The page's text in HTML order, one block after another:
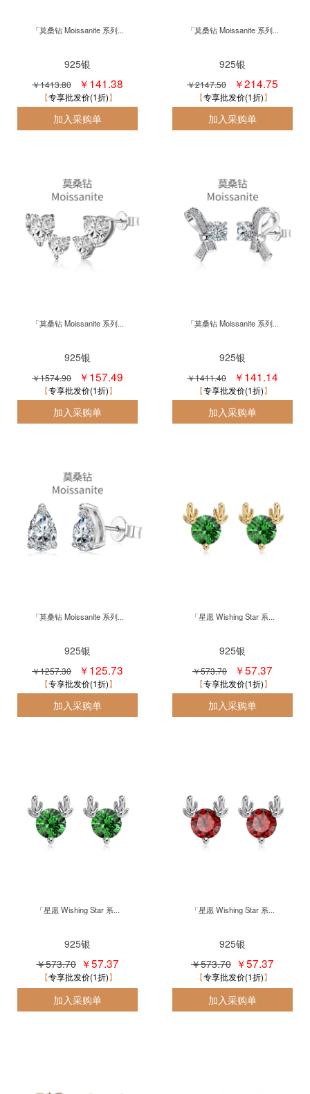
「莫桑钻 Moissanite 系列...
925银
￥1413.80 ￥141.38
专享批发价(1折)
「莫桑钻 Moissanite 系列...
925银
￥2147.50 ￥214.75
专享批发价(1折)
「莫桑钻 Moissanite 系列...
925银
￥1574.90 ￥157.49
专享批发价(1折)
「莫桑钻 Moissanite 系列...
925银
￥1411.40 ￥141.14
专享批发价(1折)
「莫桑钻 Moissanite 系列...
925银
￥1257.30 ￥125.73
专享批发价(1折)
「星愿 Wishing Star 系...
925银
￥573.70 ￥57.37
专享批发价(1折)
「星愿 Wishing Star 系...
925银
￥573.70 ￥57.37
专享批发价(1折)
「星愿 Wishing Star 系...
925银
￥573.70 ￥57.37
专享批发价(1折)